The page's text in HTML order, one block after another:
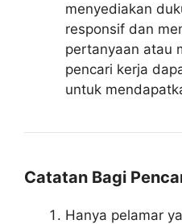
menyediakan
responsif dan
pertanyaan atau
pencari kerja
untuk
Catatan Bagi
Hanya pelamar